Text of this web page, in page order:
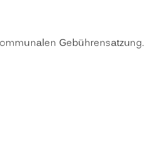
Gebührensatzung.